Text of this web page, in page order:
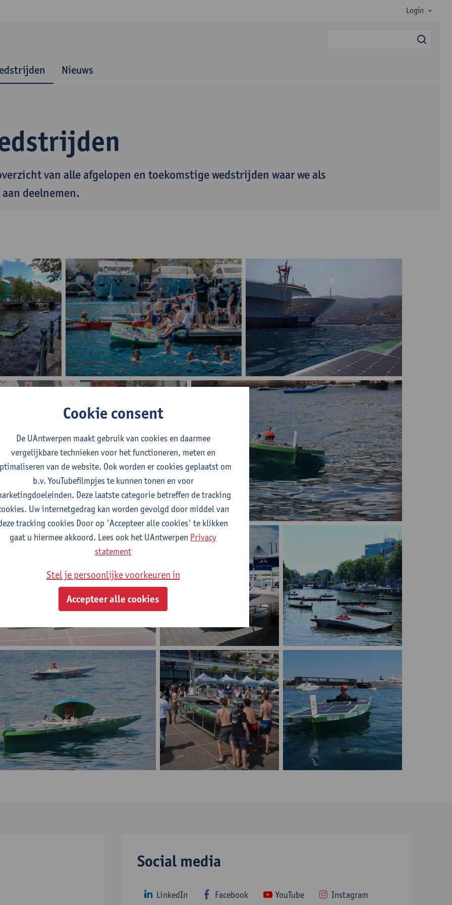
Login
Nieuws
van alle afgelopen en toekomstige wedstrijden waar we als
deelnemen.
Sport One Monaco Solar & Energy Boat Challenge Monaco Solar & Energy Boat Challenge
Monaco Solar & Energy Boat Challenge Monaco Solar & Energy Boat Challenge
Solar & Energy Boat Challenge
Monaco Solar & Energy Boat
Challenge
Solar Sport One
Social media
LinkedIn Facebook YouTube Instagram
Cookie consent
De UAntwerpen maakt gebruik van cookies en daarmee
vergelijkbare technieken voor het functioneren, meten en
van de website. Ook worden er cookies geplaatst om
b.v. YouTubefilmpjes te kunnen tonen en voor
Deze laatste categorie betreffen de tracking
Uw internetgedrag kan worden gevolgd door middel van
tracking cookies Door op 'Accepteer alle cookies' te klikken
gaat u hiermee akkoord. Lees ook het UAntwerpen Privacy
statement
Stel je persoonlijke voorkeuren in
Accepteer alle cookies